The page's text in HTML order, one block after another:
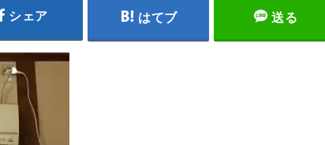
シェア はてブ 送る